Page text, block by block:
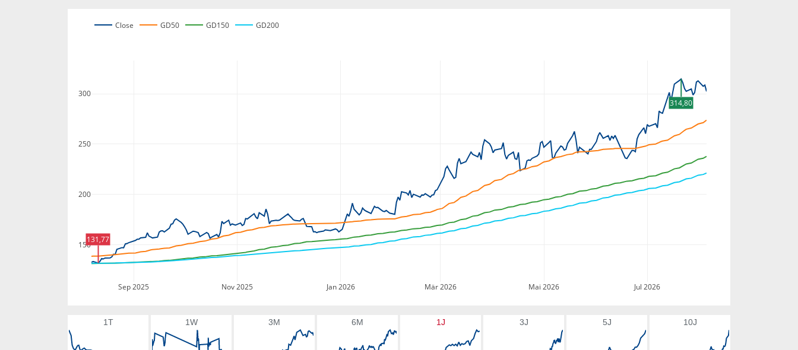
Sep 2025 Nov 2025 Jan 2026 Mär 2026 Mai 2026 Jul 2026
150
200
250
300
Close GD50 GD150 GD200
314,80
131,77
1T 1W 3M 6M 1J 3J 5J 10J